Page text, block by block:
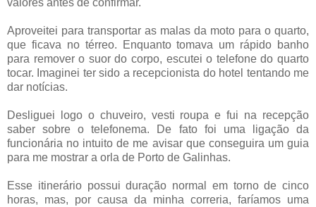
valores antes de confirmar.
Aproveitei para transportar as malas da moto para o quarto,
que ficava no térreo. Enquanto tomava um rápido banho
para remover o suor do corpo, escutei o telefone do quarto
tocar. Imaginei ter sido a recepcionista do hotel tentando me
dar notícias.
Desliguei logo o chuveiro, vesti roupa e fui na recepção
saber sobre o telefonema. De fato foi uma ligação da
funcionária no intuito de me avisar que conseguira um guia
para me mostrar a orla de Porto de Galinhas.
Esse itinerário possui duração normal em torno de cinco
horas, mas, por causa da minha correria, faríamos uma